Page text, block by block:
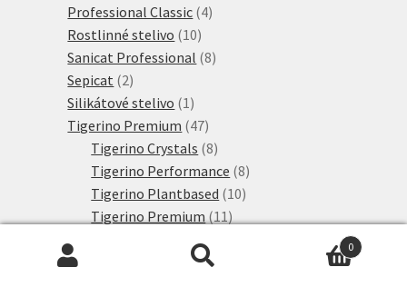
produktů
Professional Classic 44
Rostlinné stelivo 1010
produktů
Sanicat Professional 88
Sepicat 22
produkty
Silikátové stelivo 1 1
produkt
Tigerino Premium 4747
produktů
Tigerino Crystals 88
produktů
Tigerino Performance 88
produktů
Tigerino Plantbased 1010
Tigerino Premium 1111
produkty
6
0